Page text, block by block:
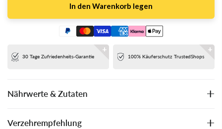
In den Warenkorb legen
30 Tage Zufriedenheits-Garantie 100% Käuferschutz TrustedShops
Nährwerte & Zutaten
Verzehrempfehlung